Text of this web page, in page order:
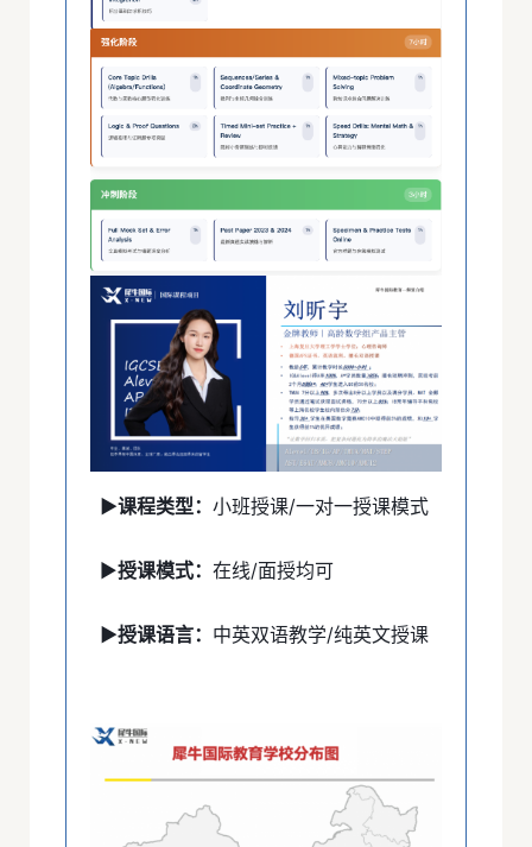
▶课程类型： 小班授课/一对一授课模式
▶授课模式： 在线/面授均可
▶授课语言： 中英双语教学/纯英文授课